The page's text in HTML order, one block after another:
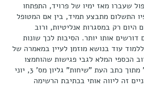
שעברו מאז ימיו של פרויד, התפתחו
התשלום מתבצע תמיד, בין אם המטופל
היום רק במסגרות אנליטיות, ורוב
אותו יותר. הסיבות לכך שונות
ללמוד עוד בנושא מוזמן לעיין במאמרה של
הכספי המלא לגבי פגישות שהוחמצו
בטיפול פסיכואנליטי" מתוך כתב העת "שיחות" גליון מס' 3, יוני
זה ליווה אותי בכתיבת הרשימה